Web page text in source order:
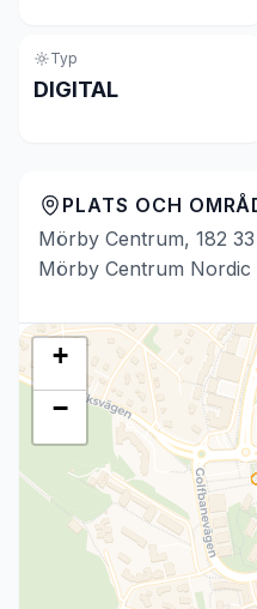
Typ
DIGITAL
PLATS OCH
Mörby Centrum, 182
Mörby Centrum Nordic
+
−